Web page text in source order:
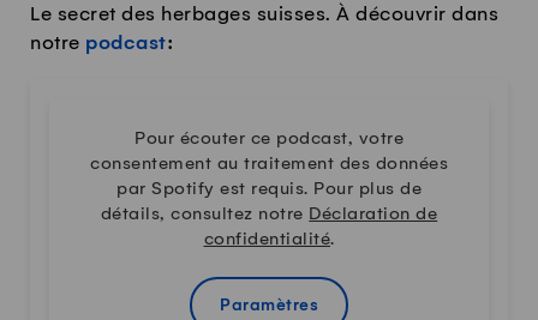
Le secret des herbages suisses. À découvrir dans
notre podcast:
Pour écouter ce podcast, votre
consentement au traitement des données
par Spotify est requis. Pour plus de
détails, consultez notre Déclaration de
confidentialité.
Paramètres